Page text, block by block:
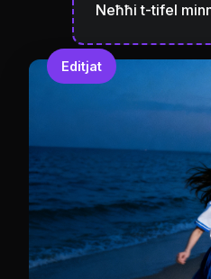
Neħħi t-tifel
Editjat